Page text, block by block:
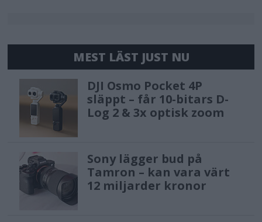
MEST LÄST JUST NU
DJI Osmo Pocket 4P
släppt – får 10-bitars D-
Log 2 & 3x optisk zoom
Sony lägger bud på
Tamron – kan vara värt
12 miljarder kronor